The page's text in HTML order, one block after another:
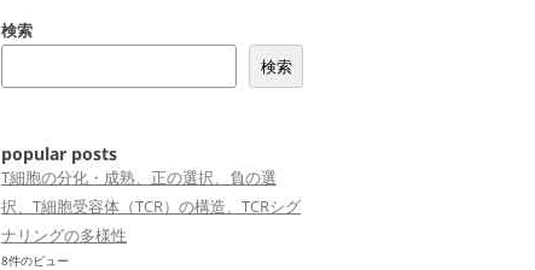
検索
検索
popular posts
T細胞の分化・成熟、正の選択、負の選
択、T細胞受容体（TCR）の構造、TCRシグ
ナリングの多様性
8件のビュー